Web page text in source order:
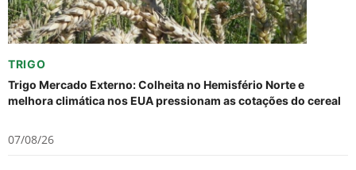
TRIGO
Trigo Mercado Externo: Colheita no Hemisfério Norte e
melhora climática nos EUA pressionam as cotações do cereal
07/08/26